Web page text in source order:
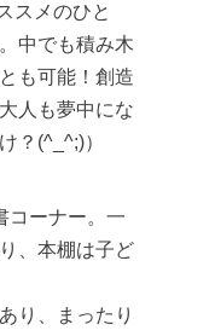
スメのひと
中でも積み木
も可能！創造
人も夢中にな
？(^_^;)）
コーナー。一
、本棚は子ど
り、まったり